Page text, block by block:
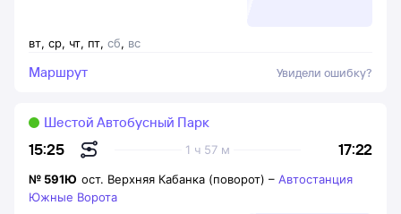
вт, ср, чт, пт, сб, вс
Маршрут Увидели ошибку?
15:25 17:22
1 ч 57 м
Шестой Автобусный Парк
№ 591Ю ост. Верхняя Кабанка (поворот) – Автостанция
Южные Ворота